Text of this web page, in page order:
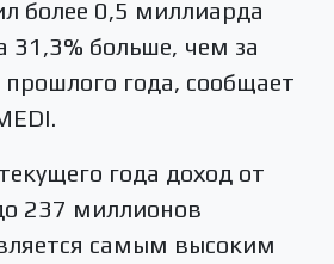
более 0,5 миллиарда
31,3% больше, чем за
года, сообщает
года доход от
237 миллионов
самым высоким